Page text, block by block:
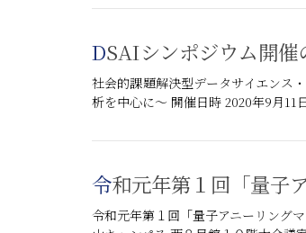
DSAIシンポジウム開
社会的課題解決型データサイエンス
析を中心に～ 開催日時 2020年9月
令和元年第１回「量
令和元年第１回「量子アニーリング